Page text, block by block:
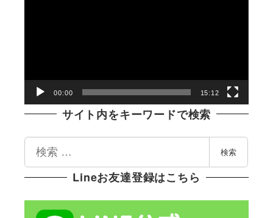
00:00 15:12
サイト内をキーワードで検索
索
検索
Lineお友達登録はこちら